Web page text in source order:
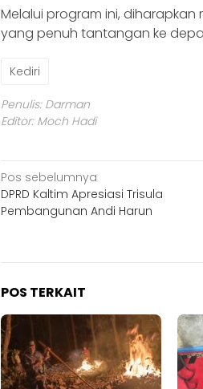
Melalui program ini,
yang penuh tantangan ke
Kediri
Penulis: Darman
Editor: Moch Hadi
Navigasi
pos
Pos sebelumnya
DPRD Kaltim Apresiasi Trisula
Pembangunan Andi Harun
POS TERKAIT